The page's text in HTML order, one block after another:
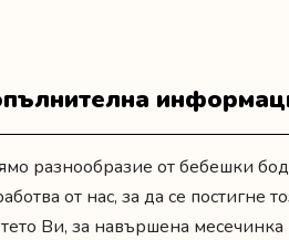
разнообразие от бебешки
от нас, за да се
Ви, за навършена месечинка